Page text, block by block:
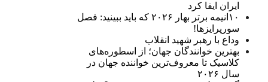
ایران ایفا کرد
۱۰انیمه برتر بهار ۲۰۲۶ که باید ببینید: فصل
سورپرایزها!
وداع با رهبر شهید انقلاب
بهترین خوانندگان جهان؛ از اسطوره‌های
کلاسیک تا معروف‌ترین خواننده جهان در
سال ۲۰۲۶